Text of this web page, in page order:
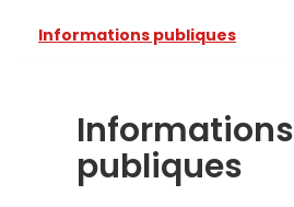
Informations publiques
Informations
publiques